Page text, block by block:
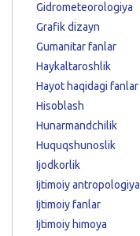
Gidrometeorologiya
Grafik dizayn
Gumanitar fanlar
Haykaltaroshlik
Hayot haqidagi fanlar
Hisoblash
Hunarmandchilik
Huquqshunoslik
Ijodkorlik
Ijtimoiy antropologiya
Ijtimoiy fanlar
Ijtimoiy himoya